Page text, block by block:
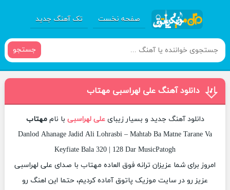
صفحه نخست تک آهنگ جدید
جستجو
دانلود آهنگ علی لهراسبی مهتاب
دانلود آهنگ جدید و بسیار زیبایعلی لهراسبی با ناممهتاب
Danlod Ahanage Jadid Ali Lohrasbi – Mahtab Ba Matne Tarane Va
Keyfiate Bala 320 | 128 Dar MusicPatogh
امروز برای شما عزیزان ترانه فوق العاده مهتاب با صدای علی لهراسبی
عزیز رو در سایت موزیک پاتوق آماده کردیم، حتما این اهنگ رو